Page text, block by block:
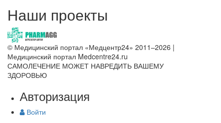
Наши проекты
© Медицинский портал «Медцентр24» 2011–2026 |
Медицинский портал Medcentre24.ru
САМОЛЕЧЕНИЕ МОЖЕТ НАВРЕДИТЬ ВАШЕМУ
ЗДОРОВЬЮ
Авторизация
Войти